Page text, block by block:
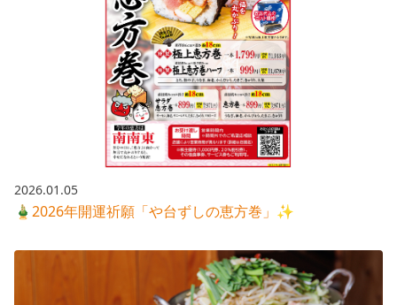
2026.01.05
🎍2026年開運祈願「や台ずしの恵方巻」✨